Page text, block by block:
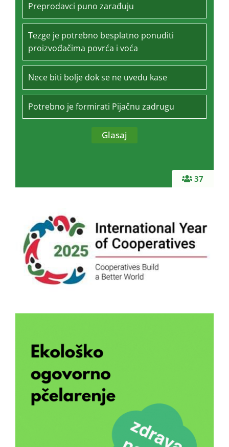
37
Preprodavci puno zarađuju
Tezge je potrebno besplatno ponuditi
proizvođačima povrća i voća
Nece biti bolje dok se ne uvedu kase
Potrebno je formirati Pijačnu zadrugu